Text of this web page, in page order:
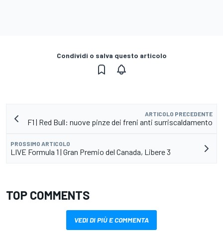
Condividi o salva questo articolo
ARTICOLO PRECEDENTE
F1 | Red Bull: nuove pinze dei freni anti surriscaldamento
PROSSIMO ARTICOLO
LIVE Formula 1 | Gran Premio del Canada, Libere 3
TOP COMMENTS
VEDI DI PIÙ E COMMENTA